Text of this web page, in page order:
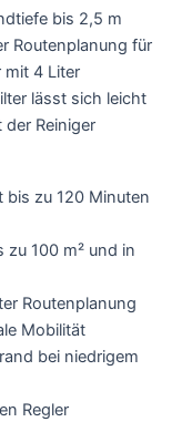
bis 2,5 m
Routenplanung für
mit 4 Liter
lässt sich leicht
Reiniger
bis zu 120 Minuten
zu 100 m² und in
Routenplanung
Mobilität
bei niedrigem
Regler